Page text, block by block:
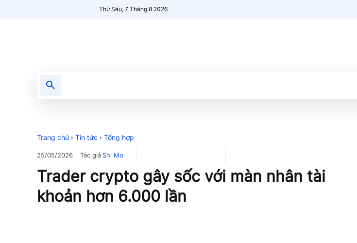
Thứ Sáu, 7 Tháng 8 2026
Trang chủ Tin tức Tổng hợp
25/05/2026 Tác giảShi Mo
Trader crypto gây sốc với màn nhân tài
khoản hơn 6.000 lần